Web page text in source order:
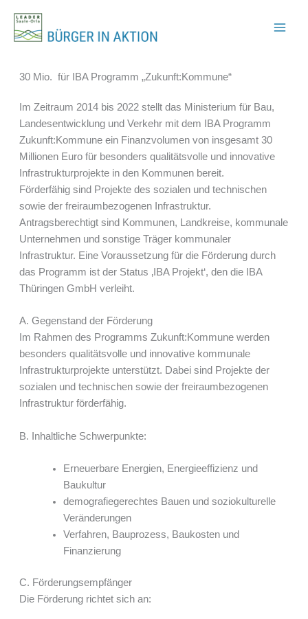
Inhalt
springen
30 Mio.  für IBA Programm „Zukunft:Kommune“
Im Zeitraum 2014 bis 2022 stellt das Ministerium für Bau,
Landesentwicklung und Verkehr mit dem IBA Programm
Zukunft:Kommune ein Finanzvolumen von insgesamt 30
Millionen Euro für besonders qualitätsvolle und innovative
Infrastrukturprojekte in den Kommunen bereit.
Förderfähig sind Projekte des sozialen und technischen
sowie der freiraumbezogenen Infrastruktur.
Antragsberechtigt sind Kommunen, Landkreise, kommunale
Unternehmen und sonstige Träger kommunaler
Infrastruktur. Eine Voraussetzung für die Förderung durch
das Programm ist der Status ‚IBA Projekt‘, den die IBA
Thüringen GmbH verleiht.
A. Gegenstand der Förderung
Im Rahmen des Programms Zukunft:Kommune werden
besonders qualitätsvolle und innovative kommunale
Infrastrukturprojekte unterstützt. Dabei sind Projekte der
sozialen und technischen sowie der freiraumbezogenen
Infrastruktur förderfähig.
B. Inhaltliche Schwerpunkte:
Erneuerbare Energien, Energieeffizienz und
Baukultur
demografiegerechtes Bauen und soziokulturelle
Veränderungen
Verfahren, Bauprozess, Baukosten und
Finanzierung
C. Förderungsempfänger
Die Förderung richtet sich an: